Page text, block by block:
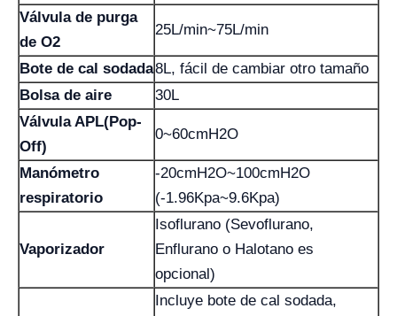
Válvula de purga
de O2
25L/min~75L/min
Bote de cal sodada8L, fácil de cambiar otro tamaño
Bolsa de aire
30L
Válvula APL(Pop-
Off)
0~60cmH2O
Manómetro
respiratorio
-20cmH2O~100cmH2O
(-1.96Kpa~9.6Kpa)
Vaporizador
Isoflurano (Sevoflurano,
Enflurano o Halotano es
opcional)
Incluye bote de cal sodada,